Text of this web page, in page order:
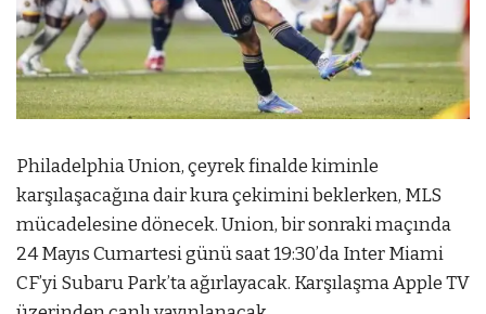
Philadelphia Union, çeyrek finalde kiminle
karşılaşacağına dair kura çekimini beklerken, MLS
mücadelesine dönecek. Union, bir sonraki maçında
24 Mayıs Cumartesi günü saat 19:30’da Inter Miami
CF’yi Subaru Park’ta ağırlayacak. Karşılaşma Apple TV